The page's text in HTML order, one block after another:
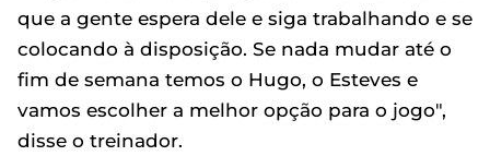
que a gente espera dele e siga trabalhando e se
colocando à disposição. Se nada mudar até o
fim de semana temos o Hugo, o Esteves e
vamos escolher a melhor opção para o jogo",
disse o treinador.